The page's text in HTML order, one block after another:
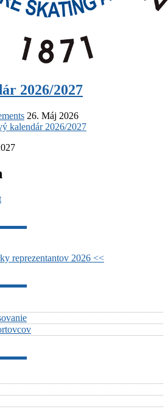
2026/2027
26. Máj 2026
kalendár 2026/2027
reprezentantov 2026 <<